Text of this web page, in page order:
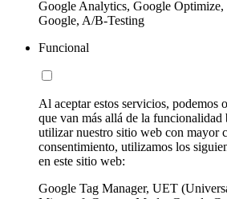
Google Analytics, Google Optimize,
Google, A/B-Testing
Funcional
Al aceptar estos servicios, podemos
que van más allá de la funcionalidad
utilizar nuestro sitio web con mayor
consentimiento, utilizamos los
en este sitio web:
Google Tag Manager, UET